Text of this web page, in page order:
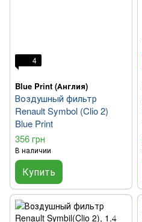
4
Blue Print (Англия)
Воздушный фильтр
Renault Symbol (Clio 2)
Blue Print
356 грн
В наличии
Купить